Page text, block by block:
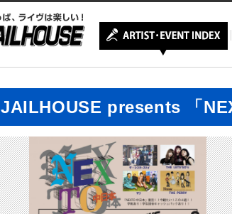
JAILHOUSE presents 「